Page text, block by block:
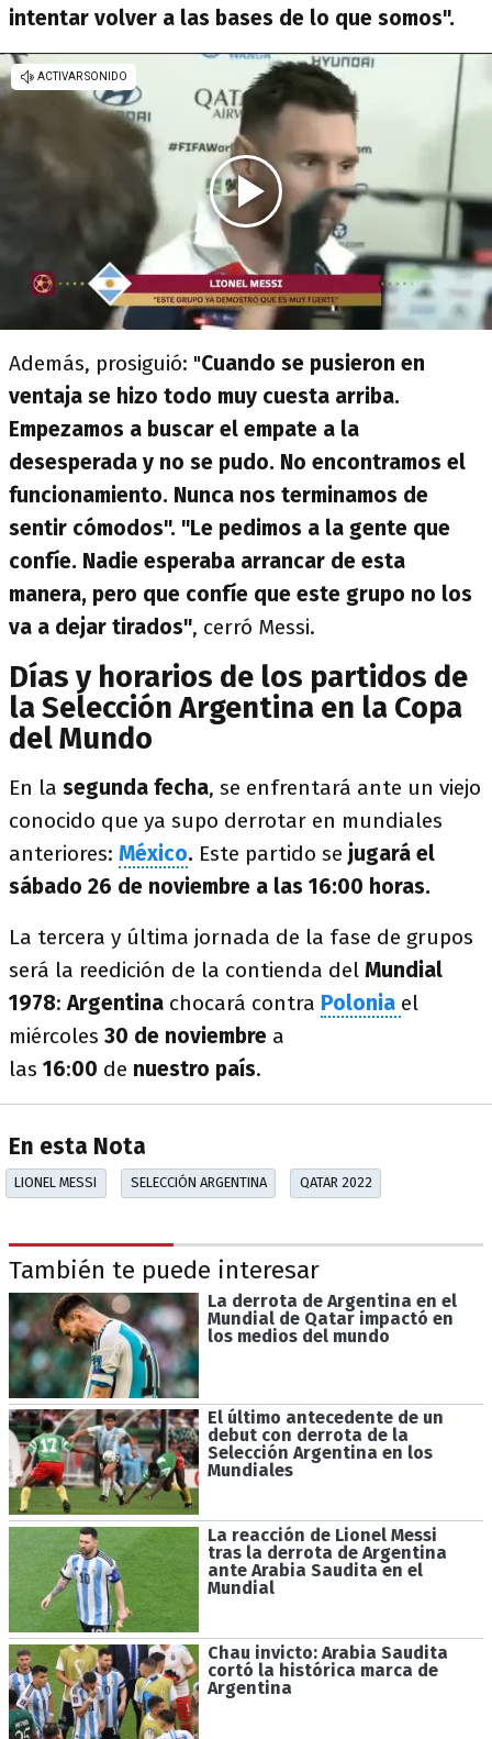
intentar volver a las bases de lo que somos".
Además, prosiguió: "Cuando se pusieron en
ventaja se hizo todo muy cuesta arriba.
Empezamos a buscar el empate a la
desesperada y no se pudo. No encontramos el
funcionamiento. Nunca nos terminamos de
sentir cómodos". "Le pedimos a la gente que
confíe. Nadie esperaba arrancar de esta
manera, pero que confíe que este grupo no los
va a dejar tirados", cerró Messi.
Días y horarios de los partidos de
la Selección Argentina en la Copa
del Mundo
En la segunda fecha, se enfrentará ante un viejo
conocido que ya supo derrotar en mundiales
anteriores: México. Este partido se jugará el
sábado 26 de noviembre a las 16:00 horas.
La tercera y última jornada de la fase de grupos
será la reedición de la contienda del Mundial
1978:Argentina chocará contra Polonia el
miércoles 30 de noviembre a
las 16:00 de nuestro país.
En esta Nota
LIONEL MESSI SELECCIÓN ARGENTINA QATAR 2022
También te puede interesar
La derrota de Argentina en el
Mundial de Qatar impactó en
los medios del mundo
El último antecedente de un
debut con derrota de la
Selección Argentina en los
Mundiales
La reacción de Lionel Messi
tras la derrota de Argentina
ante Arabia Saudita en el
Mundial
Chau invicto: Arabia Saudita
cortó la histórica marca de
Argentina